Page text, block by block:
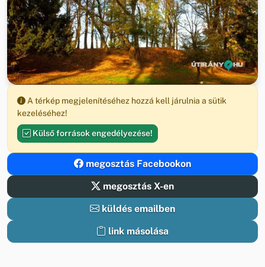
A térkép megjelenítéséhez hozzá kell járulnia a sütik
kezeléséhez!
Külső források engedélyezése!
megosztás Facebookon
megosztás X-en
küldés emailben
link másolása